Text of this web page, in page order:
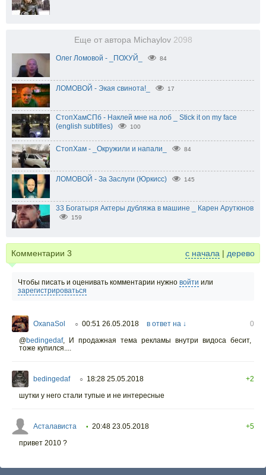
Еще от автора Michaylov 2098
Олег Ломовой - _ПОХУЙ_ 84
ЛОМОВОЙ - Экая свинота!_ 17
СтопХамСПб - Наклей мне на лоб _ Stick it on my face
(english subtitles)
100
СтопХам - _Окружили и напали_ 84
ЛОМОВОЙ - За Заслуги (Юркисс) 145
33 Богатыря Актеры дубляжа в машине _ Карен Арутюнов
159
Комментарии 3 с начала | дерево
Чтобы писать и оценивать комментарии нужно войти или
зарегистрироваться
OxanaSol ○ 00:51 26.05.2018 в ответ на ↓
0
@bedingedaf, И продажная тема рекламы внутри видоса бесит,
тоже купился....
bedingedaf ○ 18:28 25.05.2018
+2
шутки у него стали тупые и не интересные
Асталависта • 20:48 23.05.2018
+5
привет 2010 ?